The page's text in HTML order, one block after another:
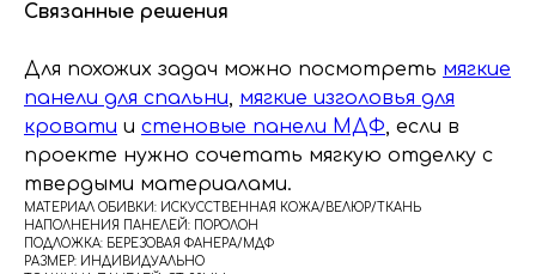
Связанные решения
Для похожих задач можно посмотреть мягкие
панели для спальни, мягкие изголовья для
кровати и стеновые панели МДФ, если в
проекте нужно сочетать мягкую отделку с
твердыми материалами.
МАТЕРИАЛ ОБИВКИ: ИСКУССТВЕННАЯ КОЖА/ВЕЛЮР/ТКАНЬ
НАПОЛНЕНИЯ ПАНЕЛЕЙ: ПОРОЛОН
ПОДЛОЖКА: БЕРЕЗОВАЯ ФАНЕРА/МДФ
РАЗМЕР: ИНДИВИДУАЛЬНО